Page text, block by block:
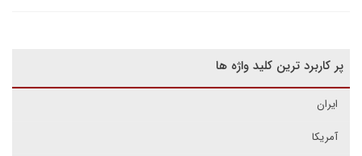
پر کاربرد ترین کلید واژه ها
ایران
آمریکا